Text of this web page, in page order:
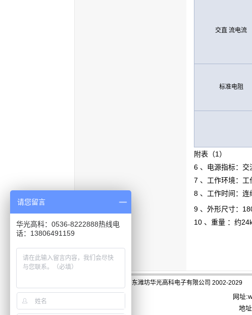
交直 流电流
标准电阻
附表（1）
6 、电源指标：交
7 、工作环境：
8 、工作时间：连
9 、外形尺寸：
10 、重量 ：约
版权:山东潍坊华光高科电子有限公司 2002-2029
网址:
地
请您留言
华光高科：0536-8222888热线电
话：13806491159